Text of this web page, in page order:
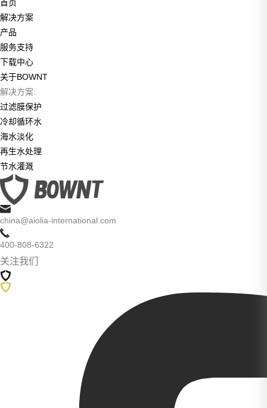
首页
解决方案
产品
服务支持
下载中心
关于BOWNT
解决方案:
过滤膜保护
冷却循环水
海水淡化
再生水处理
节水灌溉
china@aiolia-international.com
400-808-6322
关注我们